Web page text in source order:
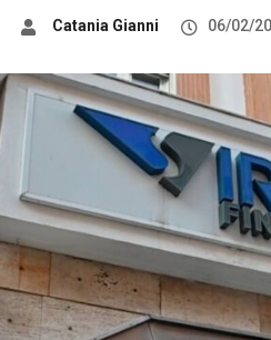
Catania Gianni 06/02/